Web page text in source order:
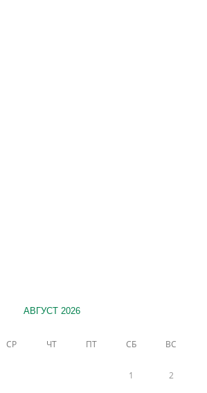
АВГУСТ 2026
СР ЧТ ПТ СБ ВС
1 2